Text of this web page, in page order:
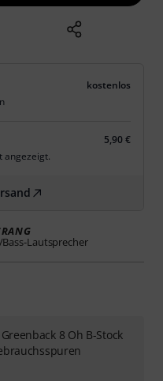
kostenlos
5,90 €
angezeigt.
Lautsprecher
8 Oh B-Stock